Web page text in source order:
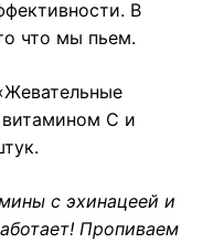
В
что мы пьем.
C и
с эхинацеей и
Пропиваем